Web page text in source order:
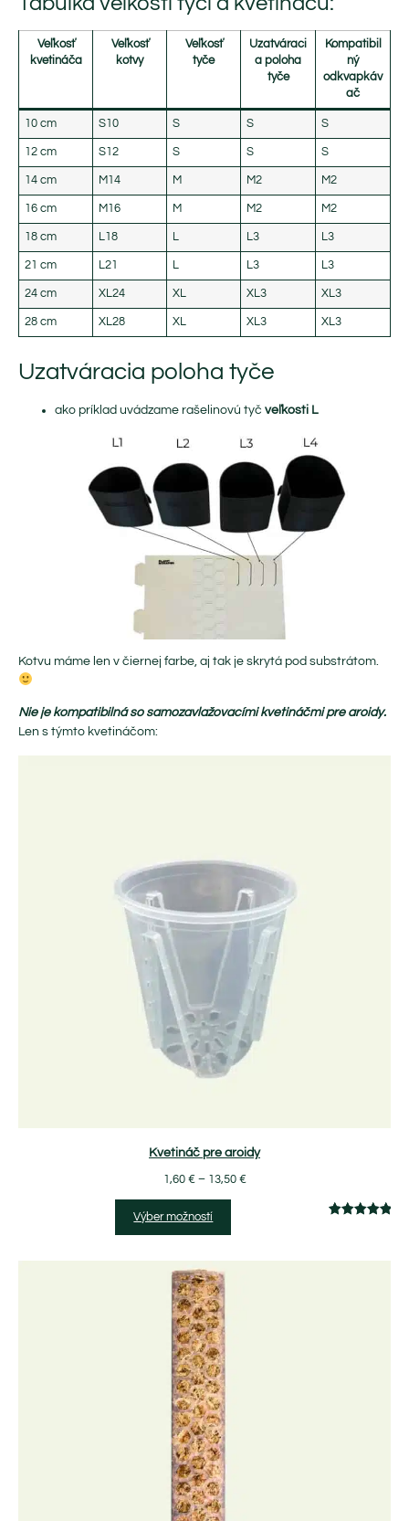
Veľkosť
kvetináča
Veľkosť
kotvy
Veľkosť
tyče
Uzatváraci
a poloha
tyče
Kompatibil
ný
odkvapkáv
ač
10 cm S10 S S S
12 cm S12 S S S
14 cm M14 M M2 M2
16 cm M16 M M2 M2
18 cm L18 L L3 L3
21 cm L21 L L3 L3
24 cm XL24 XL XL3 XL3
28 cm XL28 XL XL3 XL3
Uzatváracia poloha tyče
ako príklad uvádzame rašelinovú tyč veľkosti L
Kotvu máme len v čiernej farbe, aj tak je skrytá pod substrátom.
Nie je kompatibilná so samozavlažovacími kvetináčmi pre aroidy.
Len s týmto kvetináčom:
Kvetináč pre aroidy
1,60 € – 13,50 €
základe
Výber možností